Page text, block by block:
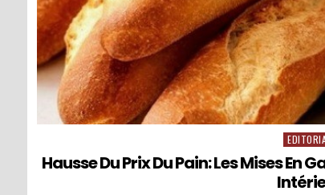
Posted
in
Hausse Du Prix Du Pain: Les Mises En